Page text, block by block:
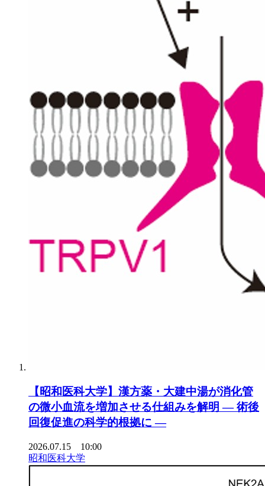
【昭和医科大学】漢方薬・大建中湯が消化管
の微小血流を増加させる仕組みを解明 ― 術後
回復促進の科学的根拠に ―
2026.07.15 10:00
昭和医科大学